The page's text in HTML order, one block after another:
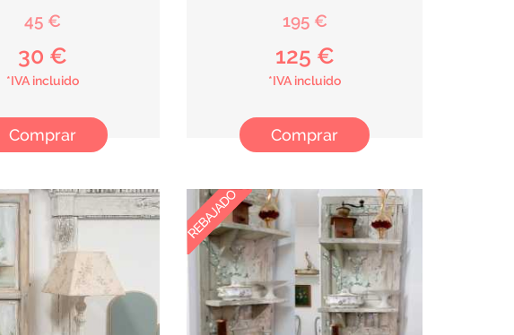
45 €
30 €
*IVA incluido
Comprar
195 €
125 €
*IVA incluido
Comprar